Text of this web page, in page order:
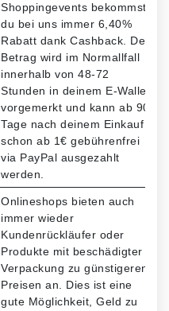
Shoppingevents bekommst
du bei uns immer 6,40%
Rabatt dank Cashback. Der
Betrag wird im Normallfall
innerhalb von 48-72
Stunden in deinem E-Wallet
vorgemerkt und kann ab 90
Tage nach deinem Einkauf
schon ab 1€ gebührenfrei
via PayPal ausgezahlt
werden.
Onlineshops bieten auch
immer wieder
Kundenrückläufer oder
Produkte mit beschädigter
Verpackung zu günstigeren
Preisen an. Dies ist eine
gute Möglichkeit, Geld zu